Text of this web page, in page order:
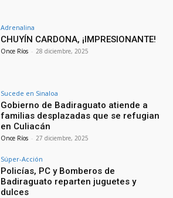
Adrenalina
CHUYÍN CARDONA, ¡IMPRESIONANTE!
Once Ríos - 28 diciembre, 2025
Sucede en Sinaloa
Gobierno de Badiraguato atiende a
familias desplazadas que se refugian
en Culiacán
Once Ríos - 27 diciembre, 2025
Súper-Acción
Policías, PC y Bomberos de
Badiraguato reparten juguetes y
dulces